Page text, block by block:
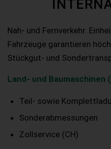
Nah- und Fernverkehr.
Fahrzeuge garantieren
Stückgut- und
Land- und Baumaschinen
Teil- sowie
Sonderabmessungen
Zollservice (CH)